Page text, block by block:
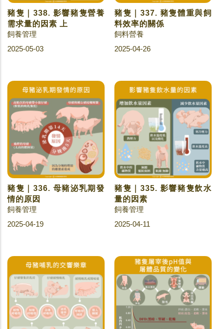
豬隻｜338. 影響豬隻營養
需求量的因素 上
飼養管理
2025-05-03
豬隻｜337. 豬隻體重與飼
料效率的關係
飼料營養
2025-04-26
豬隻｜336. 母豬泌乳期發
情的原因
飼養管理
2025-04-19
豬隻｜335. 影響豬隻飲水
量的因素
飼養管理
2025-04-11